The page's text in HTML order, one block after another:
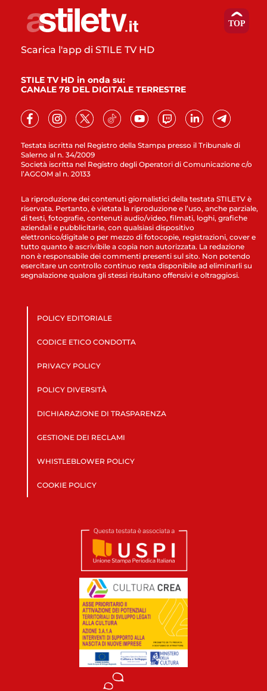
Testata iscritta nel Registro della Stampa presso il Tribunale di
Salerno al n. 34/2009
Società iscritta nel Registro degli Operatori di Comunicazione c/o
l’AGCOM al n. 20133
Scarica l'app di STILE TV HD
STILE TV HD in onda su:
CANALE 78 DEL DIGITALE TERRESTRE
La riproduzione dei contenuti giornalistici della testata STILETV è
riservata. Pertanto, è vietata la riproduzione e l’uso, anche parziale,
di testi, fotografie, contenuti audio/video, filmati, loghi, grafiche
aziendali e pubblicitarie, con qualsiasi dispositivo
elettronico/digitale o per mezzo di fotocopie, registrazioni, cover e
tutto quanto è ascrivibile a copia non autorizzata. La redazione
non è responsabile dei commenti presenti sul sito. Non potendo
esercitare un controllo continuo resta disponibile ad eliminarli su
segnalazione qualora gli stessi risultano offensivi e oltraggiosi.
POLICY EDITORIALE
CODICE ETICO CONDOTTA
PRIVACY POLICY
POLICY DIVERSITÀ
DICHIARAZIONE DI TRASPARENZA
GESTIONE DEI RECLAMI
WHISTLEBLOWER POLICY
COOKIE POLICY